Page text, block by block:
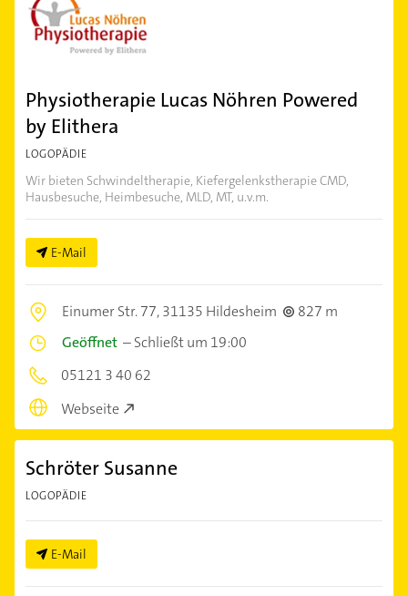
Physiotherapie Lucas Nöhren Powered
by Elithera
LOGOPÄDIE
Wir bieten Schwindeltherapie, Kiefergelenkstherapie CMD,
Hausbesuche, Heimbesuche, MLD, MT, u.v.m.
E-Mail
Einumer Str. 77,31135 Hildesheim
827 m
Geöffnet –Schließt um 19:00
05121 3 40 62
Webseite
Schröter Susanne
LOGOPÄDIE
E-Mail